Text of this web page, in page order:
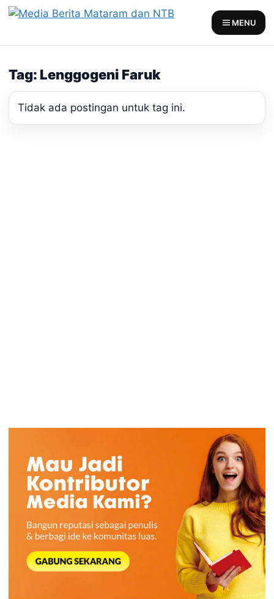
Skip
MENU
Tag: Lenggogeni Faruk
Tidak ada postingan untuk tag ini.